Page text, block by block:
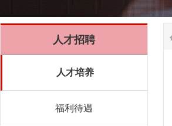
人才招聘
人才培养
福利待遇